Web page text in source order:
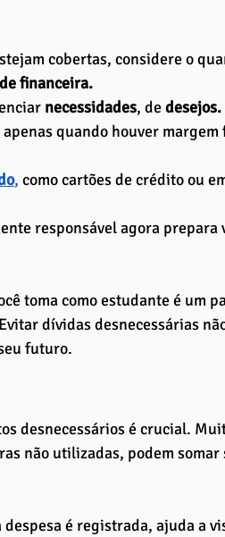
cobertas, considere o
financeira.
necessidades, de desejos.
quando houver
, como cartões de crédito ou
responsável agora prepara
toma como estudante é um
Evitar dívidas desnecessárias
futuro.
desnecessários é crucial.
não utilizadas, podem
é registrada, ajuda a